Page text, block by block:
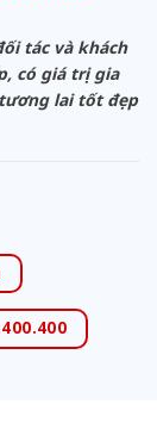
tác và khách
có giá trị gia
lai tốt đẹp